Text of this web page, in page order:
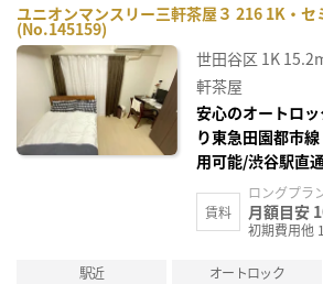
ユニオンマンスリー三軒茶屋３ 216 1K・セ
(No.145159)
世田谷区 1K
軒茶屋
安心のオートロ
り東急田園都市
用可能/渋谷駅直
賃料
ロングプラ
月額目安
初期費用他
駅近 オートロック